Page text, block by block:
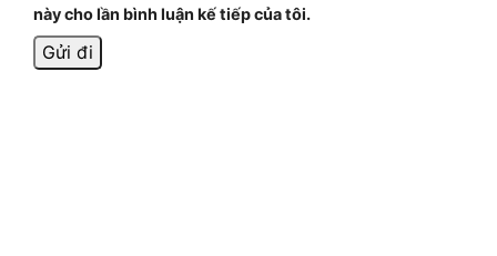
này cho lần bình luận kế tiếp của tôi.